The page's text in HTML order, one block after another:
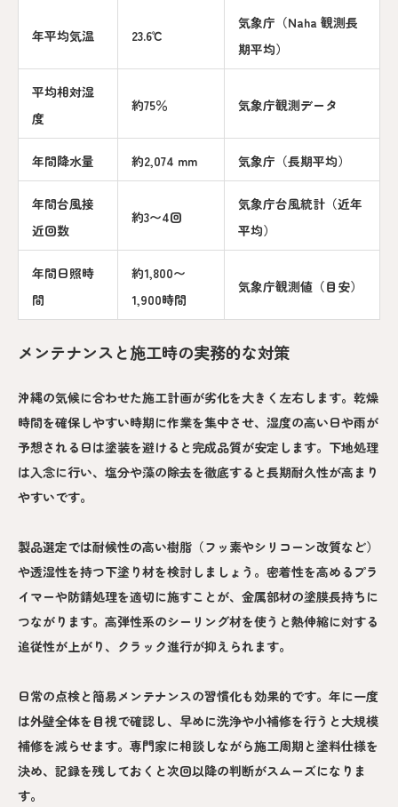
年平均気温 23.6℃
気象庁（Naha 観測長
期平均）
平均相対湿
度
約75％ 気象庁観測データ
年間降水量 約2,074 mm 気象庁（長期平均）
年間台風接
近回数
約3〜4回
気象庁台風統計（近年
平均）
年間日照時
間
約1,800〜
1,900時間
気象庁観測値（目安）
メンテナンスと施工時の実務的な対策
沖縄の気候に合わせた施工計画が劣化を大きく左右します。乾燥
時間を確保しやすい時期に作業を集中させ、湿度の高い日や雨が
予想される日は塗装を避けると完成品質が安定します。下地処理
は入念に行い、塩分や藻の除去を徹底すると長期耐久性が高まり
やすいです。
製品選定では耐候性の高い樹脂（フッ素やシリコーン改質など）
や透湿性を持つ下塗り材を検討しましょう。密着性を高めるプラ
イマーや防錆処理を適切に施すことが、金属部材の塗膜長持ちに
つながります。高弾性系のシーリング材を使うと熱伸縮に対する
追従性が上がり、クラック進行が抑えられます。
日常の点検と簡易メンテナンスの習慣化も効果的です。年に一度
は外壁全体を目視で確認し、早めに洗浄や小補修を行うと大規模
補修を減らせます。専門家に相談しながら施工周期と塗料仕様を
決め、記録を残しておくと次回以降の判断がスムーズになりま
す。